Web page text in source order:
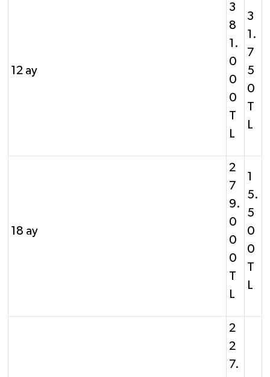
12 ay
3
8
1.
0
0
0
T
L
3
1.
7
5
0
T
L
18 ay
2
7
9.
0
0
0
T
L
1
5.
5
0
0
T
L
2
2
7.